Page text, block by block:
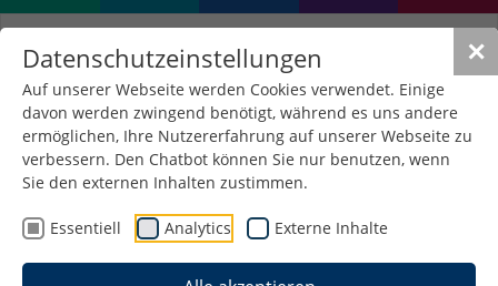
✕
Datenschutzeinstellungen
Auf unserer Webseite werden Cookies verwendet. Einige
davon werden zwingend benötigt, während es uns andere
ermöglichen, Ihre Nutzererfahrung auf unserer Webseite zu
verbessern. Den Chatbot können Sie nur benutzen, wenn
Sie den externen Inhalten zustimmen.
Essentiell Analytics Externe Inhalte